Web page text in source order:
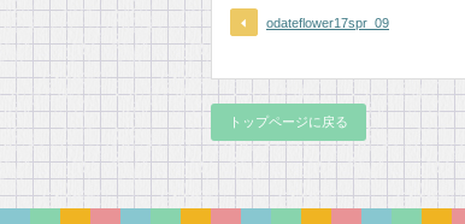
odateflower17spr_09
トップページに戻る